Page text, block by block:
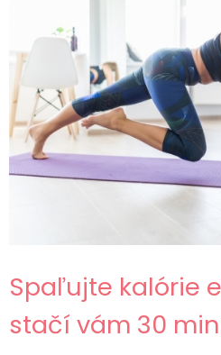
Spaľujte kalórie
stačí vám 30